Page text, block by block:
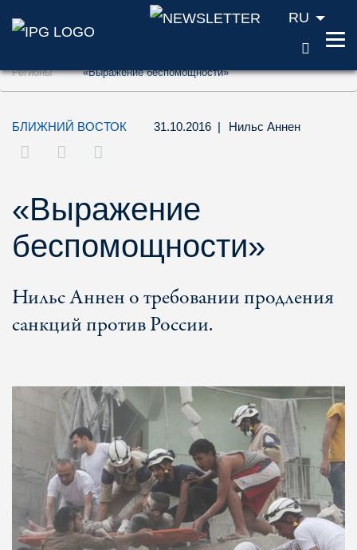
Перейти к содержанию (ключ доступа
Перейти к поиску (ключ доступа '2')
Перейти к навигации (ключ доступа '3')
RU
Регионы «Выражение беспомощности»
БЛИЖНИЙ ВОСТОК 31.10.2016 | Нильс Аннен
«Выражение
беспомощности»
Нильс Аннен о требовании продления
санкций против России.